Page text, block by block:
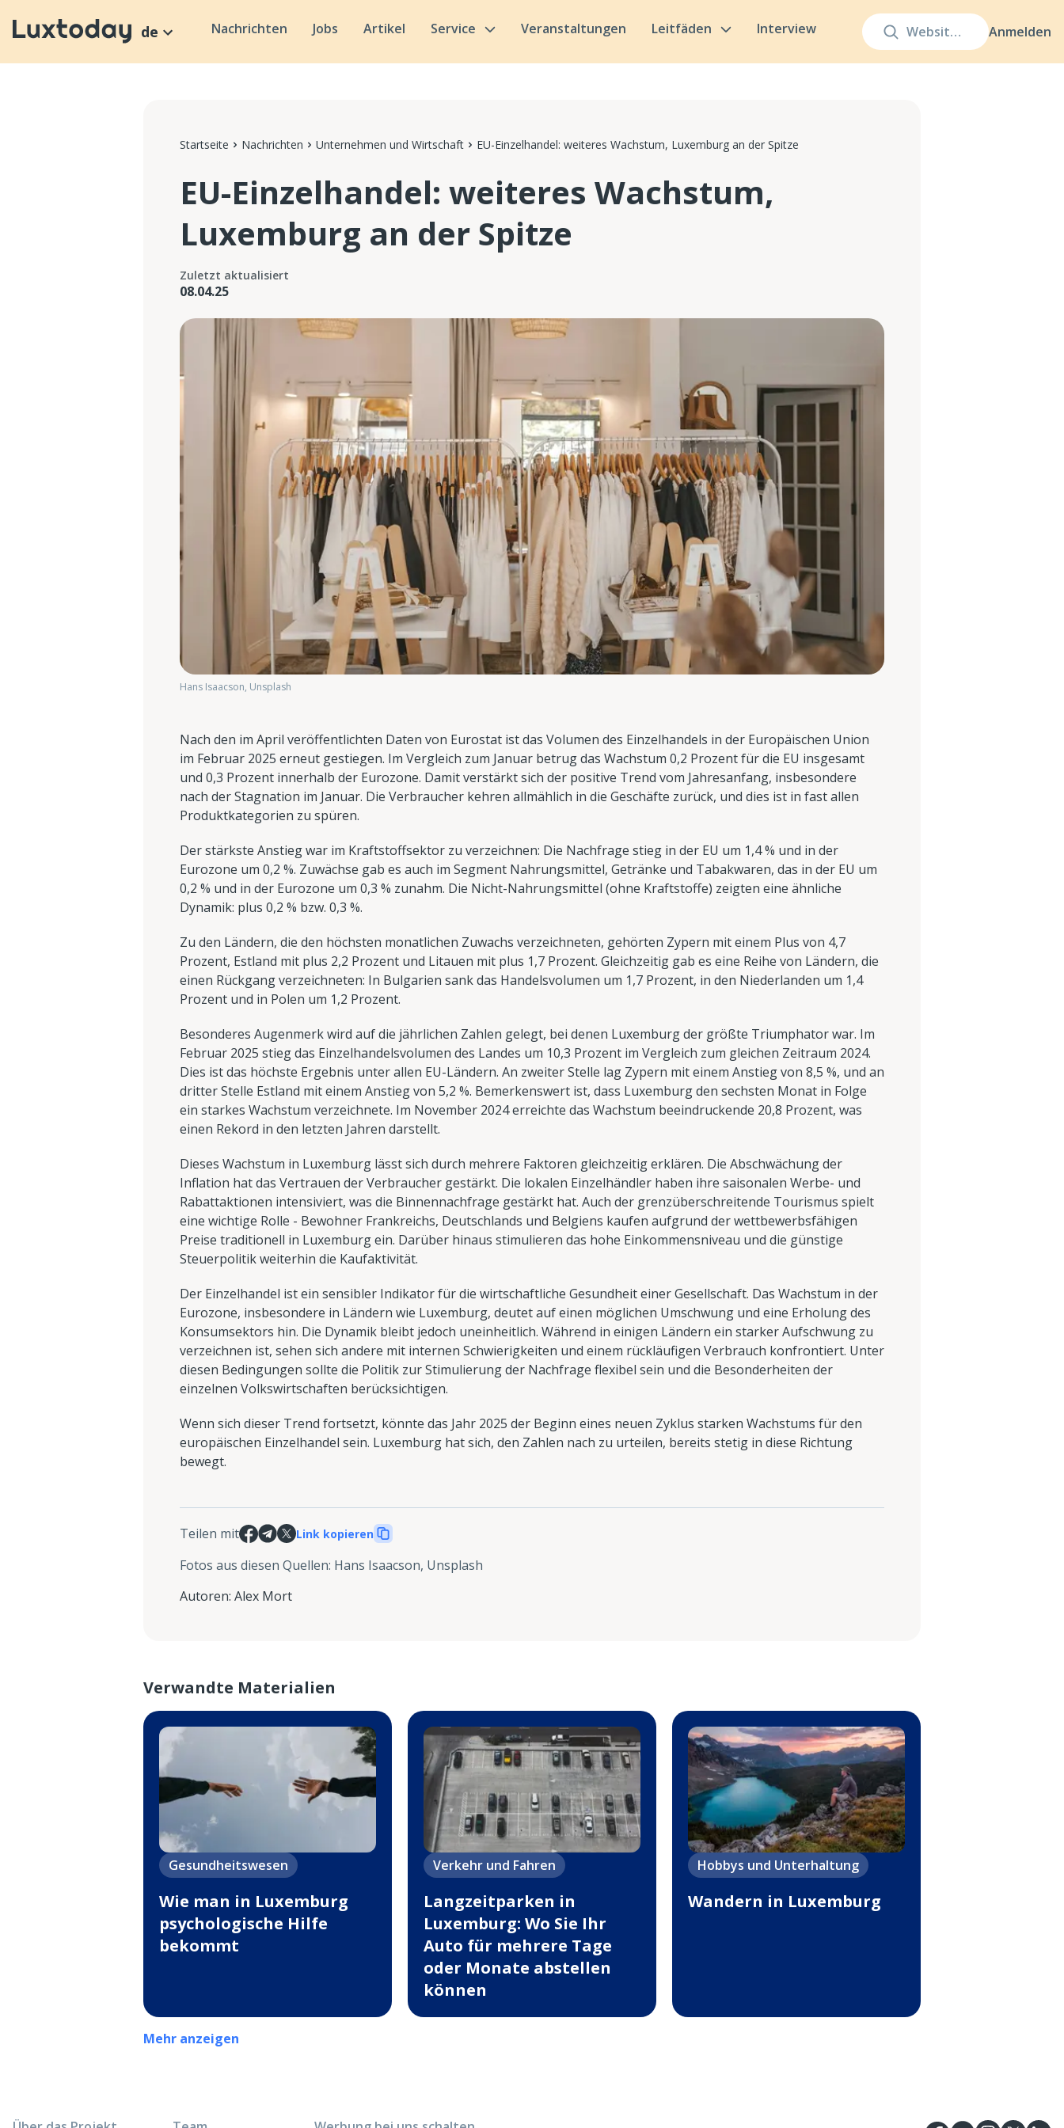
Anmelden
de Nachrichten Jobs Artikel Service Veranstaltungen Leitfäden Interview
Startseite Nachrichten Unternehmen und Wirtschaft EU-Einzelhandel: weiteres Wachstum, Luxemburg an der Spitze
EU-Einzelhandel: weiteres Wachstum,
Luxemburg an der Spitze
Zuletzt aktualisiert
08.04.25
Hans Isaacson, Unsplash
Nach den im April veröffentlichten Daten von Eurostat ist das Volumen des Einzelhandels in der Europäischen Union
im Februar 2025 erneut gestiegen. Im Vergleich zum Januar betrug das Wachstum 0,2 Prozent für die EU insgesamt
und 0,3 Prozent innerhalb der Eurozone. Damit verstärkt sich der positive Trend vom Jahresanfang, insbesondere
nach der Stagnation im Januar. Die Verbraucher kehren allmählich in die Geschäfte zurück, und dies ist in fast allen
Produktkategorien zu spüren.
Der stärkste Anstieg war im Kraftstoffsektor zu verzeichnen: Die Nachfrage stieg in der EU um 1,4 % und in der
Eurozone um 0,2 %. Zuwächse gab es auch im Segment Nahrungsmittel, Getränke und Tabakwaren, das in der EU um
0,2 % und in der Eurozone um 0,3 % zunahm. Die Nicht-Nahrungsmittel (ohne Kraftstoffe) zeigten eine ähnliche
Dynamik: plus 0,2 % bzw. 0,3 %.
Zu den Ländern, die den höchsten monatlichen Zuwachs verzeichneten, gehörten Zypern mit einem Plus von 4,7
Prozent, Estland mit plus 2,2 Prozent und Litauen mit plus 1,7 Prozent. Gleichzeitig gab es eine Reihe von Ländern, die
einen Rückgang verzeichneten: In Bulgarien sank das Handelsvolumen um 1,7 Prozent, in den Niederlanden um 1,4
Prozent und in Polen um 1,2 Prozent.
Besonderes Augenmerk wird auf die jährlichen Zahlen gelegt, bei denen Luxemburg der größte Triumphator war. Im
Februar 2025 stieg das Einzelhandelsvolumen des Landes um 10,3 Prozent im Vergleich zum gleichen Zeitraum 2024.
Dies ist das höchste Ergebnis unter allen EU-Ländern. An zweiter Stelle lag Zypern mit einem Anstieg von 8,5 %, und an
dritter Stelle Estland mit einem Anstieg von 5,2 %. Bemerkenswert ist, dass Luxemburg den sechsten Monat in Folge
ein starkes Wachstum verzeichnete. Im November 2024 erreichte das Wachstum beeindruckende 20,8 Prozent, was
einen Rekord in den letzten Jahren darstellt.
Dieses Wachstum in Luxemburg lässt sich durch mehrere Faktoren gleichzeitig erklären. Die Abschwächung der
Inflation hat das Vertrauen der Verbraucher gestärkt. Die lokalen Einzelhändler haben ihre saisonalen Werbe- und
Rabattaktionen intensiviert, was die Binnennachfrage gestärkt hat. Auch der grenzüberschreitende Tourismus spielt
eine wichtige Rolle - Bewohner Frankreichs, Deutschlands und Belgiens kaufen aufgrund der wettbewerbsfähigen
Preise traditionell in Luxemburg ein. Darüber hinaus stimulieren das hohe Einkommensniveau und die günstige
Steuerpolitik weiterhin die Kaufaktivität.
Der Einzelhandel ist ein sensibler Indikator für die wirtschaftliche Gesundheit einer Gesellschaft. Das Wachstum in der
Eurozone, insbesondere in Ländern wie Luxemburg, deutet auf einen möglichen Umschwung und eine Erholung des
Konsumsektors hin. Die Dynamik bleibt jedoch uneinheitlich. Während in einigen Ländern ein starker Aufschwung zu
verzeichnen ist, sehen sich andere mit internen Schwierigkeiten und einem rückläufigen Verbrauch konfrontiert. Unter
diesen Bedingungen sollte die Politik zur Stimulierung der Nachfrage flexibel sein und die Besonderheiten der
einzelnen Volkswirtschaften berücksichtigen.
Wenn sich dieser Trend fortsetzt, könnte das Jahr 2025 der Beginn eines neuen Zyklus starken Wachstums für den
europäischen Einzelhandel sein. Luxemburg hat sich, den Zahlen nach zu urteilen, bereits stetig in diese Richtung
bewegt.
Teilen mit Link kopieren
Fotos aus diesen Quellen: Hans Isaacson, Unsplash
Autoren: Alex Mort
Verwandte Materialien
Gesundheitswesen
Wie man in Luxemburg
psychologische Hilfe
bekommt
Verkehr und Fahren
Langzeitparken in
Luxemburg: Wo Sie Ihr
Auto für mehrere Tage
oder Monate abstellen
können
Hobbys und Unterhaltung
Wandern in Luxemburg
Mehr anzeigen